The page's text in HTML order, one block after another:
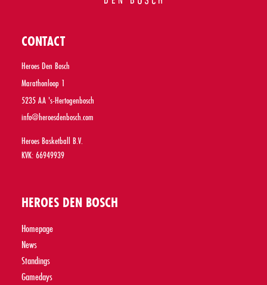
CONTACT
Heroes Den Bosch
Marathonloop 1
5235 AA 's-Hertogenbosch
info@heroesdenbosch.com
Heroes Basketball B.V.
KVK: 66949939
HEROES DEN BOSCH
Homepage
News
Standings
Gamedays